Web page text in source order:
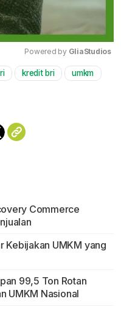
Mute
Powered by GliaStudios
kredit bri umkm
Commerce
Kebijakan UMKM yang
99,5 Ton Rotan
UMKM Nasional